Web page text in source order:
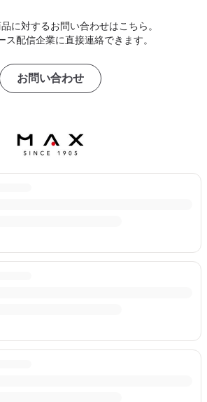
に対するお問い合わせはこちら。
ス配信企業に直接連絡できます。
お問い合わせ